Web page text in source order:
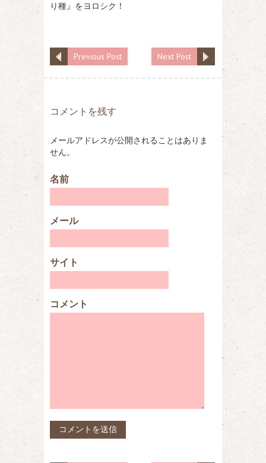
り種』をヨロシク！
Previous Post Next Post
コメントを残す
メールアドレスが公開されることはありま
せん。
名前
メール
サイト
コメント